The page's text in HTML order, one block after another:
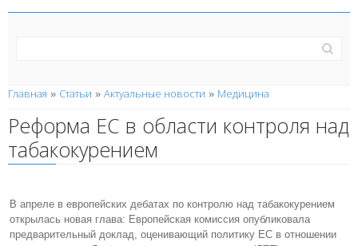
Главная » Статьи » Актуальные новости » Медицина
Реформа ЕС в области контроля над
табакокурением
В апреле в европейских дебатах по контролю над табакокурением
открылась новая глава: Европейская комиссия опубликовала
предварительный доклад, оценивающий политику ЕС в отношении